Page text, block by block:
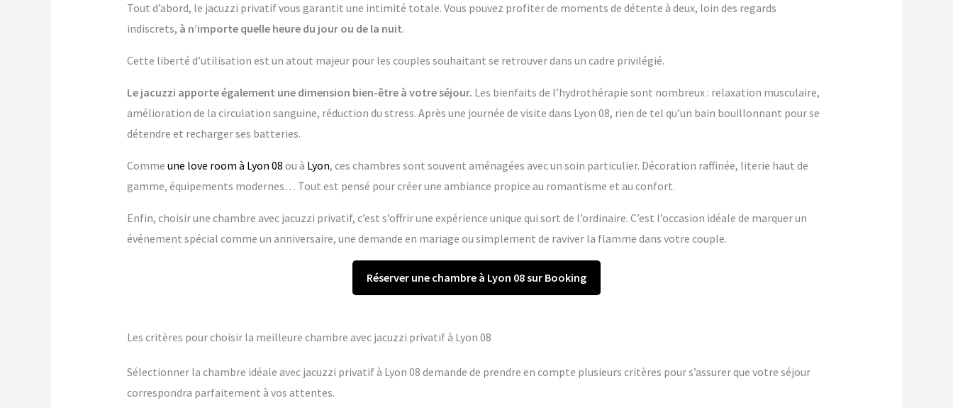
Tout d’abord, le jacuzzi privatif vous garantit une intimité totale. Vous pouvez profiter de moments de détente à deux, loin des regards
indiscrets, à n’importe quelle heure du jour ou de la nuit.
Cette liberté d’utilisation est un atout majeur pour les couples souhaitant se retrouver dans un cadre privilégié.
Le jacuzzi apporte également une dimension bien-être à votre séjour. Les bienfaits de l’hydrothérapie sont nombreux : relaxation musculaire,
amélioration de la circulation sanguine, réduction du stress. Après une journée de visite dans Lyon 08, rien de tel qu’un bain bouillonnant pour se
détendre et recharger ses batteries.
Comme une love room à Lyon 08 ou à Lyon, ces chambres sont souvent aménagées avec un soin particulier. Décoration raffinée, literie haut de
gamme, équipements modernes… Tout est pensé pour créer une ambiance propice au romantisme et au confort.
Enfin, choisir une chambre avec jacuzzi privatif, c’est s’offrir une expérience unique qui sort de l’ordinaire. C’est l’occasion idéale de marquer un
événement spécial comme un anniversaire, une demande en mariage ou simplement de raviver la flamme dans votre couple.
Réserver une chambre à Lyon 08 sur Booking
Les critères pour choisir la meilleure chambre avec jacuzzi privatif à Lyon 08
Sélectionner la chambre idéale avec jacuzzi privatif à Lyon 08 demande de prendre en compte plusieurs critères pour s’assurer que votre séjour
correspondra parfaitement à vos attentes.